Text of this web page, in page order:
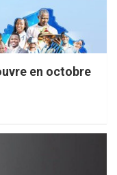
en octobre